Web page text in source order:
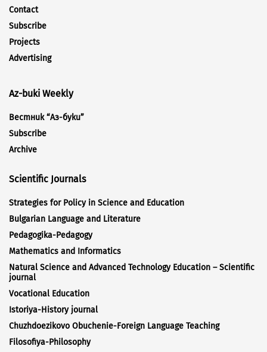
Contact
Subscribe
Projects
Advertising
Az-buki Weekly
Вестник “Аз-буки”
Subscribe
Archive
Scientific Journals
Strategies for Policy in Science and Education
Bulgarian Language and Literature
Pedagogika-Pedagogy
Mathematics and Informatics
Natural Science and Advanced Technology Education – Scientific
journal
Vocational Education
Istoriya-History journal
Chuzhdoezikovo Obuchenie-Foreign Language Teaching
Filosofiya-Philosophy